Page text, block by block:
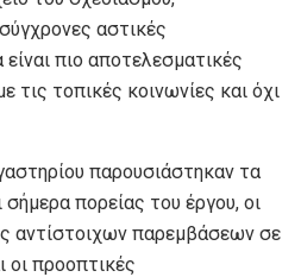
αστικές
πιο αποτελεσματικές
τις τοπικές κοινωνίες και όχι
παρουσιάστηκαν τα
πορείας του έργου, οι
αντίστοιχων παρεμβάσεων σε
οι προοπτικές